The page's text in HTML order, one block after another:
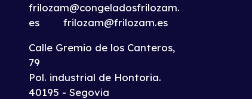
frilozam@congeladosfrilozam.
esfrilozam@frilozam.es
Calle Gremio de los Canteros,
79
Pol. industrial de Hontoria.
40195 - Segovia